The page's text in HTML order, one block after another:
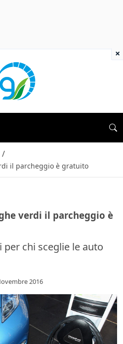
/
il parcheggio è gratuito
verdi il parcheggio è
per chi sceglie le auto
2016
×